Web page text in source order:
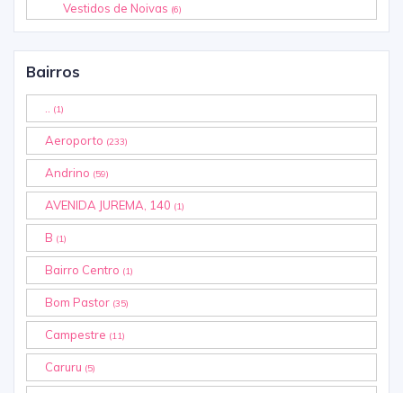
Vestidos de Noivas (6)
Bairros
.. (1)
Aeroporto (233)
Andrino (59)
AVENIDA JUREMA, 140 (1)
B (1)
Bairro Centro (1)
Bom Pastor (35)
Campestre (11)
Caruru (5)